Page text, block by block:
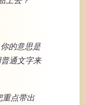
的意思是
通文字来
重点带出